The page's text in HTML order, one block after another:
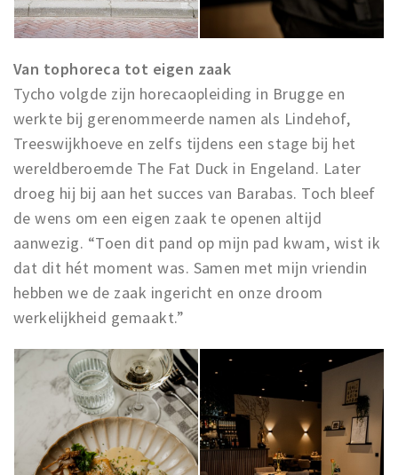
Van tophoreca tot eigen zaak
Tycho volgde zijn horecaopleiding in Brugge en
werkte bij gerenommeerde namen als Lindehof,
Treeswijkhoeve en zelfs tijdens een stage bij het
wereldberoemde The Fat Duck in Engeland. Later
droeg hij bij aan het succes van Barabas. Toch bleef
de wens om een eigen zaak te openen altijd
aanwezig. “Toen dit pand op mijn pad kwam, wist ik
dat dit hét moment was. Samen met mijn vriendin
hebben we de zaak ingericht en onze droom
werkelijkheid gemaakt.”